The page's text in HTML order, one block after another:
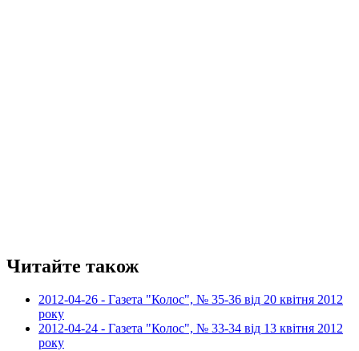
Читайте також
2012-04-26 - Газета "Колос", № 35-36 від 20 квітня 2012
року
2012-04-24 - Газета "Колос", № 33-34 від 13 квітня 2012
року